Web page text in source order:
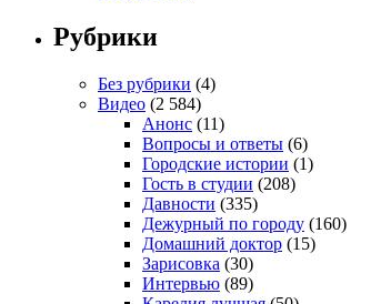
Рубрики
Без рубрики (4)
Видео (2 584)
Анонс (11)
Вопросы и ответы (6)
Городские истории (1)
Гость в студии (208)
Давности (335)
Дежурный по городу (160)
Домашний доктор (15)
Зарисовка (30)
Интервью (89)